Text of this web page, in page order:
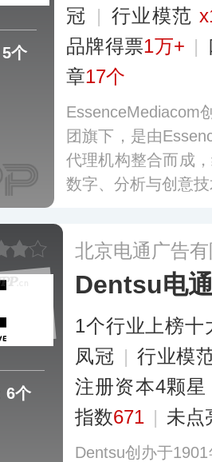
5个
冠 | 行业模范
品牌得票1万+ |
章17个
EssenceMediacom
团旗下，是由
代理机构整合而成
数字、分析与创意
合媒体解决方案。
6个
北京电通广告
Dentsu电
1个行业上榜十
凤冠 | 行业模
注册资本4颗星
指数671 | 未点
Dentsu创办于